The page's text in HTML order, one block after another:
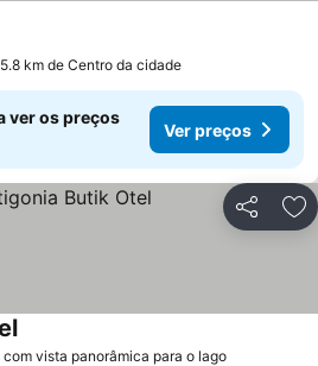
km de Centro da cidade
ver os preços
Ver preços
Partilhar
com vista panorâmica para o lago